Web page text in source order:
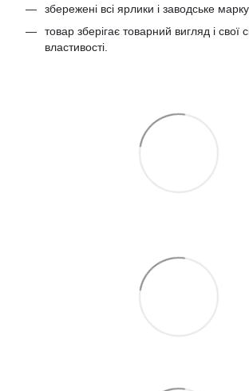
збережені всі ярлики і заводське
товар зберігає товарний вигляд і свої
властивості.